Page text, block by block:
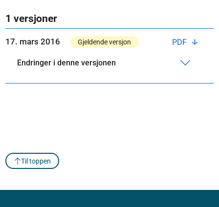
1 versjoner
PDF
17. mars 2016 Gjeldende versjon
Endringer i denne versjonen
Til toppen